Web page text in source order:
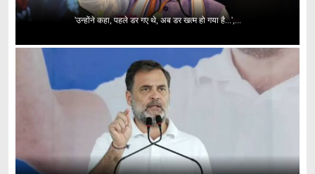
'उन्होंने कहा, पहले डर गए थे, अब डर खत्म हो गया है...',...